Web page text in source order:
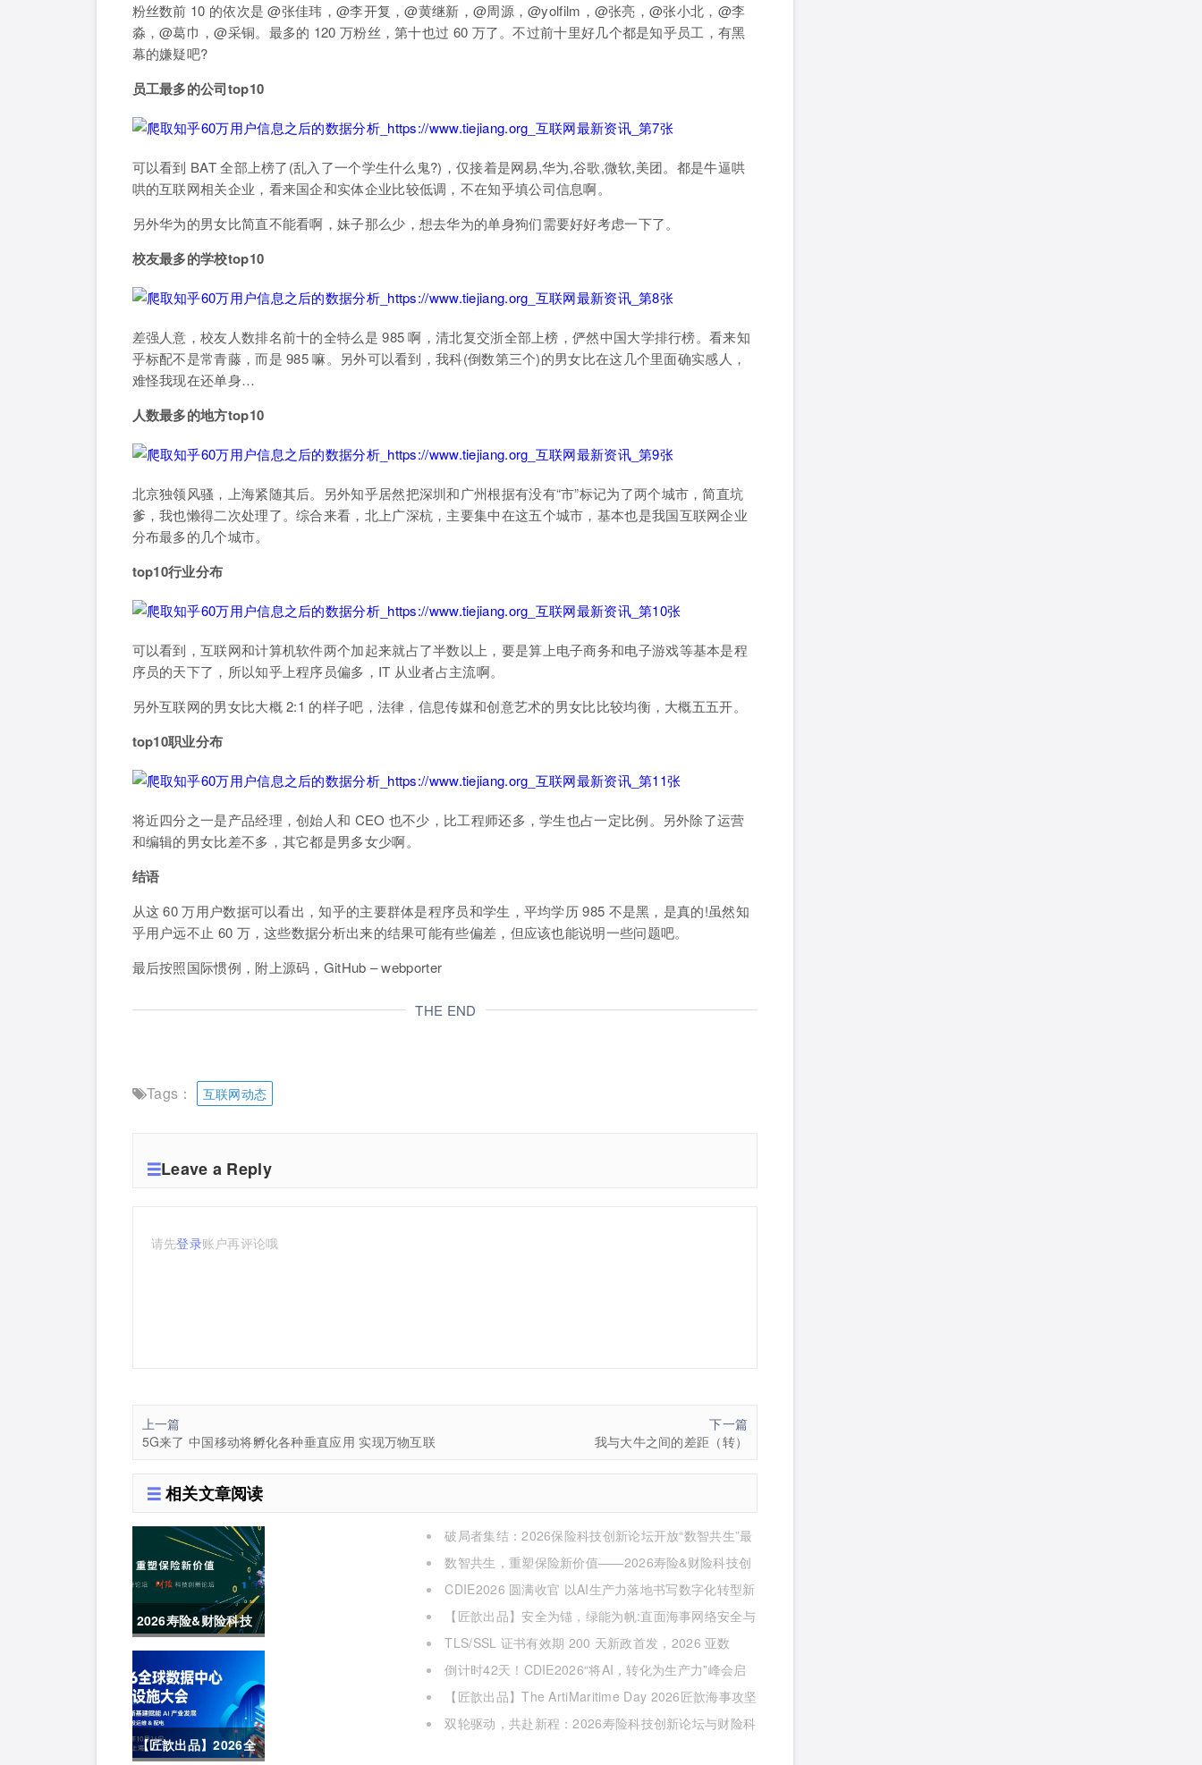
粉丝数前 10 的依次是 @张佳玮，@李开复，@黄继新，@周源，@yolfilm，@张亮，@张小北，@李
淼，@葛巾，@采铜。最多的 120 万粉丝，第十也过 60 万了。不过前十里好几个都是知乎员工，有黑
幕的嫌疑吧?
员工最多的公司top10
可以看到 BAT 全部上榜了(乱入了一个学生什么鬼?)，仅接着是网易,华为,谷歌,微软,美团。都是牛逼哄
哄的互联网相关企业，看来国企和实体企业比较低调，不在知乎填公司信息啊。
另外华为的男女比简直不能看啊，妹子那么少，想去华为的单身狗们需要好好考虑一下了。
校友最多的学校top10
差强人意，校友人数排名前十的全特么是 985 啊，清北复交浙全部上榜，俨然中国大学排行榜。看来知
乎标配不是常青藤，而是 985 嘛。另外可以看到，我科(倒数第三个)的男女比在这几个里面确实感人，
难怪我现在还单身…
人数最多的地方top10
北京独领风骚，上海紧随其后。另外知乎居然把深圳和广州根据有没有“市”标记为了两个城市，简直坑
爹，我也懒得二次处理了。综合来看，北上广深杭，主要集中在这五个城市，基本也是我国互联网企业
分布最多的几个城市。
top10行业分布
可以看到，互联网和计算机软件两个加起来就占了半数以上，要是算上电子商务和电子游戏等基本是程
序员的天下了，所以知乎上程序员偏多，IT 从业者占主流啊。
另外互联网的男女比大概 2:1 的样子吧，法律，信息传媒和创意艺术的男女比比较均衡，大概五五开。
top10职业分布
将近四分之一是产品经理，创始人和 CEO 也不少，比工程师还多，学生也占一定比例。另外除了运营
和编辑的男女比差不多，其它都是男多女少啊。
结语
从这 60 万用户数据可以看出，知乎的主要群体是程序员和学生，平均学历 985 不是黑，是真的!虽然知
乎用户远不止 60 万，这些数据分析出来的结果可能有些偏差，但应该也能说明一些问题吧。
最后按照国际惯例，附上源码，GitHub – webporter
THE END
Tags： 互联网动态
Leave a Reply
请先登录账户再评论哦
上一篇
5G来了 中国移动将孵化各种垂直应用 实现万物互联
下一篇
我与大牛之间的差距（转）
相关文章阅读
2026寿险&财险科技
创新论坛圆满举办
【匠歆出品】2026全
破局者集结：2026保险科技创新论坛开放“数智共生”最
佳实践案例征集
数智共生，重塑保险新价值——2026寿险&财险科技创
新论坛即将启幕
CDIE2026 圆满收官 以AI生产力落地书写数字化转型新
答卷【匠歆出品】安全为锚，绿能为帆:直面海事网络安全与
绿色航运的双重挑战@The ArtiMaritime Day 2026匠歆海
事攻坚日 | 5月29日·上海
TLS/SSL 证书有效期 200 天新政首发，2026 亚数
TrustAsia CaaS 2.0 发布会邀您见证！
倒计时42天！CDIE2026“将AI，转化为生产力”峰会启
幕在即！
【匠歆出品】The ArtiMaritime Day 2026匠歆海事攻坚
日 | 5月28日·上海
双轮驱动，共赴新程：2026寿险科技创新论坛与财险科